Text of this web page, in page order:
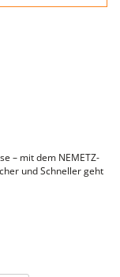
– mit dem NEMETZ-
und Schneller geht